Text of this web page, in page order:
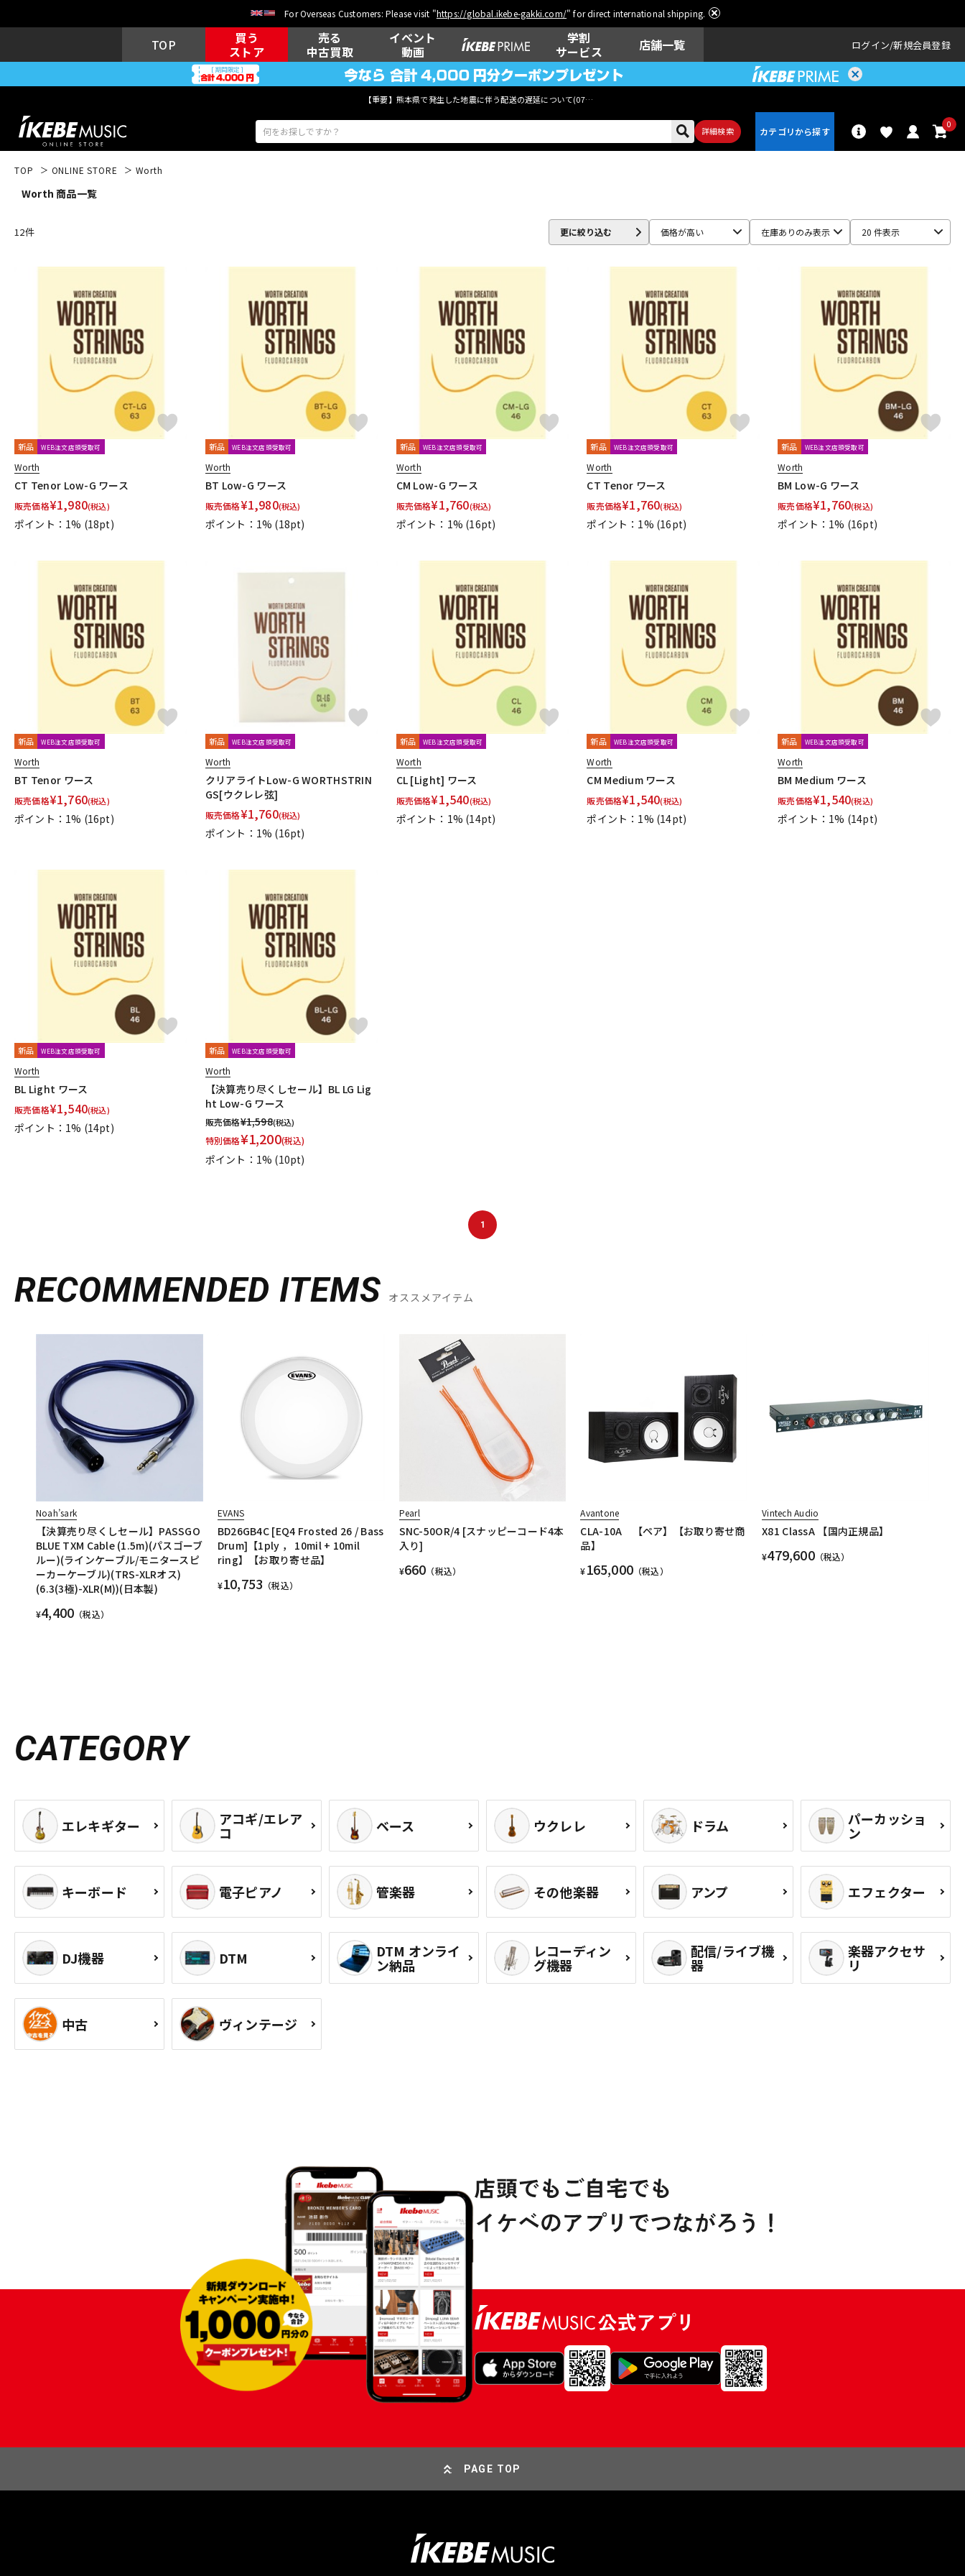
For Overseas Customers: Please visit "https://global.ikebe-gakki.com/" for direct international shipping.
TOP
買う
ストア
売る
中古買取
イベント
動画
学割
サービス
店舗一覧 ログイン 新規会員登録
【重要】熊本県で発生した地震に伴う配送の遅延について(07月29日
詳細検索
0
キーボード 電子ピアノ 管楽器 その他楽器 アンプ エフェクター
DJ機器 DTM DTM オンラ 配信/ライブ
機器
楽器アクセサ
中古 ヴィンテージ
TOP ONLINE STORE Worth
Worth 商品一覧
12件 更に絞り込む 価格が高い 在庫ありのみ表示 20 件表示
新品 WEB注文店頭受取可
Worth
CT Tenor Low-G ワース
販売価格¥1,980(税込)
ポイント：1% (18pt)
新品 WEB注文店頭受取可
Worth
BT Low-G ワース
販売価格¥1,980(税込)
ポイント：1% (18pt)
新品 WEB注文店頭受取可
Worth
CM Low-G ワース
販売価格¥1,760(税込)
ポイント：1% (16pt)
新品 WEB注文店頭受取可
Worth
CT Tenor ワース
販売価格¥1,760(税込)
ポイント：1% (16pt)
新品 WEB注文店頭受取可
Worth
BM Low-G ワース
販売価格¥1,760(税込)
ポイント：1% (16pt)
新品 WEB注文店頭受取可
Worth
BT Tenor ワース
販売価格¥1,760(税込)
ポイント：1% (16pt)
新品 WEB注文店頭受取可
Worth
クリアライトLow-G WORTHSTRIN
GS[ウクレレ弦]
販売価格¥1,760(税込)
ポイント：1% (16pt)
新品 WEB注文店頭受取可
Worth
CL [Light] ワース
販売価格¥1,540(税込)
ポイント：1% (14pt)
新品 WEB注文店頭受取可
Worth
CM Medium ワース
販売価格¥1,540(税込)
ポイント：1% (14pt)
新品 WEB注文店頭受取可
Worth
BM Medium ワース
販売価格¥1,540(税込)
ポイント：1% (14pt)
新品 WEB注文店頭受取可
Worth
BL Light ワース
販売価格¥1,540(税込)
ポイント：1% (14pt)
新品 WEB注文店頭受取可
Worth
【決算売り尽くしセール】BL LG Lig
ht Low-G ワース
販売価格¥1,598(税込)
特別価格¥1,200(税込)
ポイント：1% (10pt)
1
RECOMMENDED ITEMS オススメアイテム
Noah’sark
【決算売り尽くしセール】PASSGO
BLUE TXM Cable (1.5m)(パスゴーブ
ルー)(ラインケーブル/モニタースピ
ーカーケーブル)(TRS-XLRオス)
(6.3(3極)-XLR(M))(日本製)
¥4,400 （税込）
EVANS
BD26GB4C [EQ4 Frosted 26 / Bass
Drum]【1ply ， 10mil + 10mil
ring】【お取り寄せ品】
¥10,753 （税込）
Pearl
SNC-50OR/4 [スナッピーコード4本
入り]
¥660 （税込）
Avantone
CLA-10A 【ペア】【お取り寄せ商
品】
¥165,000 （税込）
Vintech Audio
X81 ClassA 【国内正規品】
¥479,600（税込）
CATEGORY
エレキギター アコギ/エレア
コ ベース ウクレレ ドラム パーカッショ
ン
キーボード 電子ピアノ 管楽器 その他楽器 アンプ エフェクター
DJ機器 DTM DTM オンライ
ン納品
レコーディン
グ機器
配信/ライブ機
器
楽器アクセサ
リ
中古 ヴィンテージ
PAGE TOP